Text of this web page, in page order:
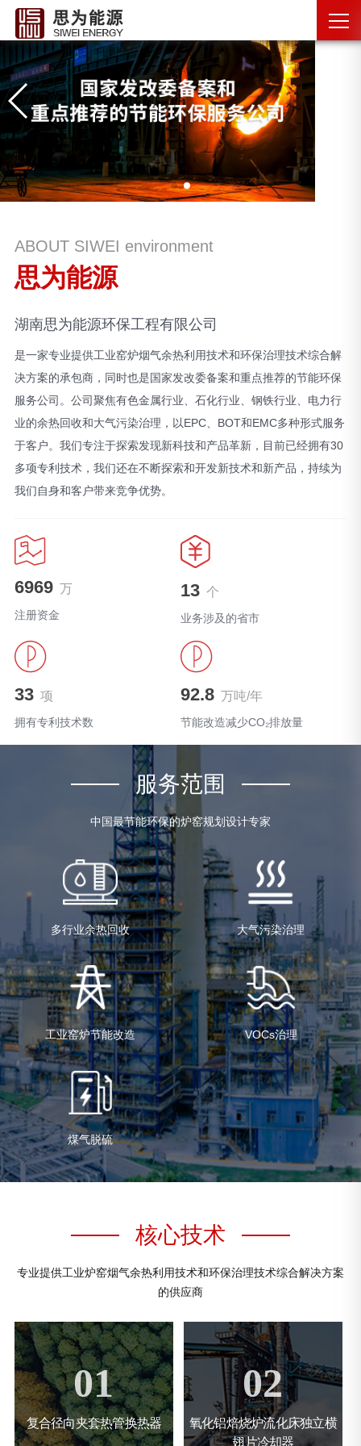
ABOUT SIWEI environment
思为能源
湖南思为能源环保工程有限公司
是一家专业提供工业窑炉烟气余热利用技术和环保治理技术综合解
决方案的承包商，同时也是国家发改委备案和重点推荐的节能环保
服务公司。公司聚焦有色金属行业、石化行业、钢铁行业、电力行
业的余热回收和大气污染治理，以EPC、BOT和EMC多种形式服务
于客户。我们专注于探索发现新科技和产品革新，目前已经拥有30
多项专利技术，我们还在不断探索和开发新技术和新产品，持续为
我们自身和客户带来竞争优势。
6969 万
注册资金
13 个
业务涉及的省市
33 项
拥有专利技术数
92.8 万吨/年
节能改造减少CO₂排放量
服务范围
中国最节能环保的炉窑规划设计专家
多行业余热回收 大气污染治理
工业窑炉节能改造 VOCs治理
煤气脱硫
核心技术
专业提供工业炉窑烟气余热利用技术和环保治理技术综合解决方案
的供应商
01
复合径向夹套热管换热器
02
氧化铝焙烧炉流化床独立横
翅片冷却器